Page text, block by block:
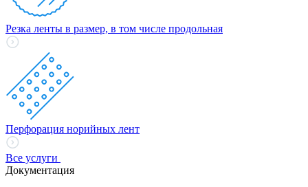
Резка ленты в размер, в том числе продольная
Перфорация норийных лент
Все услуги
Документация